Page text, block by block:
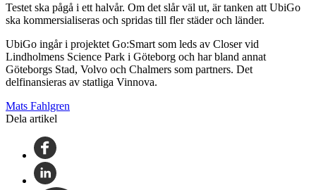
Testet ska pågå i ett halvår. Om det slår väl ut, är tanken att UbiGo
ska kommersialiseras och spridas till fler städer och länder.
UbiGo ingår i projektet Go:Smart som leds av Closer vid
Lindholmens Science Park i Göteborg och har bland annat
Göteborgs Stad, Volvo och Chalmers som partners. Det
delfinansieras av statliga Vinnova.
Mats Fahlgren
Dela artikel